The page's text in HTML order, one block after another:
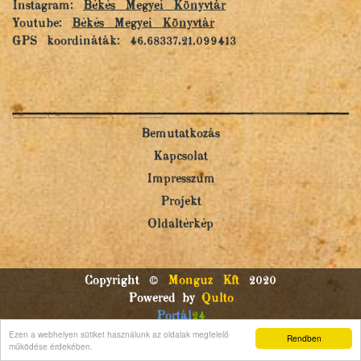
Rendben
Ezen a webhelyen sütiket használunk az oldalak megfelelő
működése érdekében.
Instagram: Békés Megyei Könyvtár
Youtube: Békés Megyei Könyvtár
GPS koordináták: 46.68337,21.099413
Bemutatkozás
Kapcsolat
Impresszum
Projekt
Oldaltérkép
Copyright © Monguz Kft 2020
Powered by Qulto
Portál24